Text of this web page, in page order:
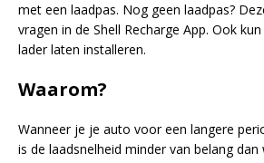
met een laadpas. Nog geen laadpas?
vragen in de Shell Recharge App. Ook
lader laten installeren.
Waarom?
Wanneer je je auto voor een langere
is de laadsnelheid minder van belang dan